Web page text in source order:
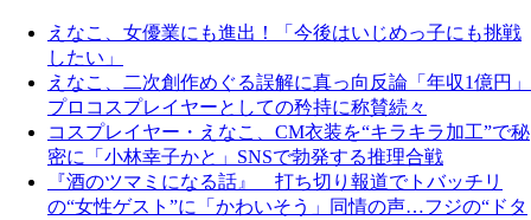
えなこ、女優業にも進出！「今後はいじめっ子にも挑戦
したい」
えなこ、二次創作めぐる誤解に真っ向反論「年収1億円」
プロコスプレイヤーとしての矜持に称賛続々
コスプレイヤー・えなこ、CM衣装を“キラキラ加工”で秘
密に「小林幸子かと」SNSで勃発する推理合戦
『酒のツマミになる話』 打ち切り報道でトバッチリ
の“女性ゲスト”に「かわいそう」同情の声…フジの“ドタ